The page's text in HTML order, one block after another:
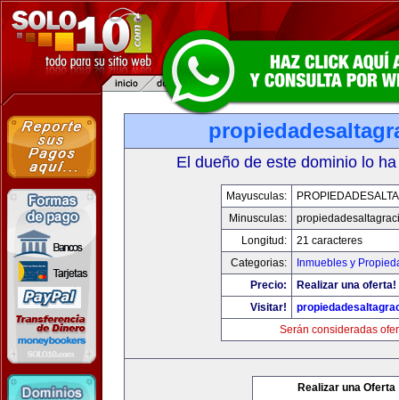
El dueño de este dominio lo
Mayusculas:
Minusculas:
Longitud:
21 caracteres
Categorias:
Inmuebles y
Precio:
Realizar una oferta!
Visitar!
Serán consideradas
Realizar una Oferta